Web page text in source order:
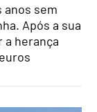
anos sem
Após a sua
herança